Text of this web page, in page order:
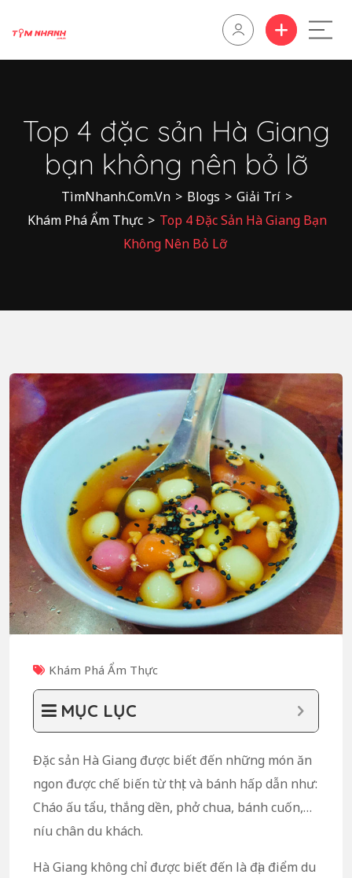
Top 4 đặc sản Hà Giang
bạn không nên bỏ lỡ
TìmNhanh.Com.Vn > Blogs > Giải Trí >
Khám Phá Ẩm Thực > Top 4 Đặc Sản Hà Giang Bạn
Không Nên Bỏ Lỡ
Khám Phá Ẩm Thực
MỤC LỤC
Đặc sản Hà Giang được biết đến những món ăn
ngon được chế biến từ thịt và bánh hấp dẫn như:
Cháo ấu tẩu, thắng dền, phở chua, bánh cuốn,…
níu chân du khách.
Hà Giang không chỉ được biết đến là địa điểm du